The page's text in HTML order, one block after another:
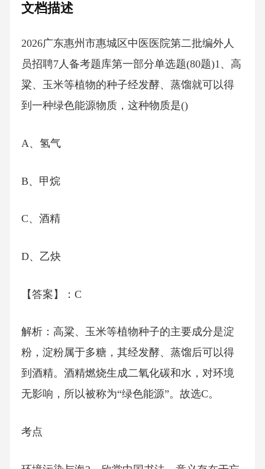
文档描述
2026广东惠州市惠城区中医医院第二批编外人
员招聘7人备考题库第一部分单选题(80题)1、高
粱、玉米等植物的种子经发酵、蒸馏就可以得
到一种绿色能源物质，这种物质是()
A、氢气
B、甲烷
C、酒精
D、乙炔
【答案】：C
解析：高粱、玉米等植物种子的主要成分是淀
粉，淀粉属于多糖，其经发酵、蒸馏后可以得
到酒精。酒精燃烧生成二氧化碳和水，对环境
无影响，所以被称为“绿色能源”。故选C。
考点